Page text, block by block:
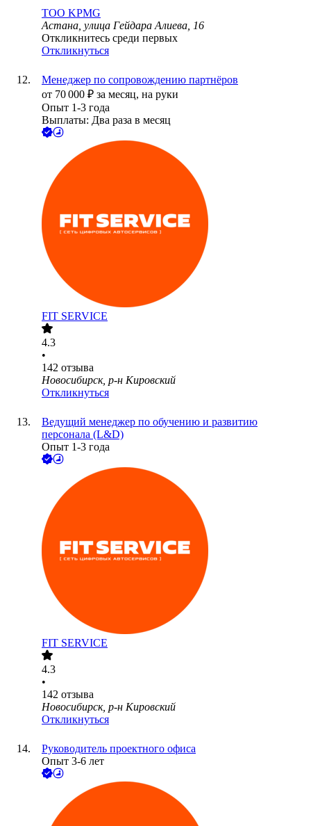
ТОО KPMG
Астана, улица Гейдара Алиева, 16
Откликнитесь среди первых
Откликнуться
Менеджер по сопровождению партнёров
от 70 000 ₽ за месяц, на руки
Опыт 1-3 года
Выплаты: Два раза в месяц
FIT SERVICE
4.3
•
142 отзыва
Новосибирск, р-н Кировский
Откликнуться
Ведущий менеджер по обучению и развитию
персонала (L&D)
Опыт 1-3 года
FIT SERVICE
4.3
•
142 отзыва
Новосибирск, р-н Кировский
Откликнуться
Руководитель проектного офиса
Опыт 3-6 лет